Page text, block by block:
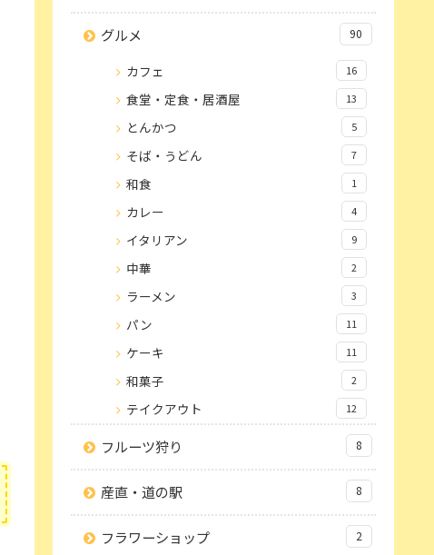
グルメ 90
カフェ 16
食堂・定食・居酒屋 13
とんかつ 5
そば・うどん 7
和食 1
カレー 4
イタリアン 9
中華 2
ラーメン 3
パン 11
ケーキ 11
和菓子 2
テイクアウト 12
フルーツ狩り 8
産直・道の駅 8
フラワーショップ 2